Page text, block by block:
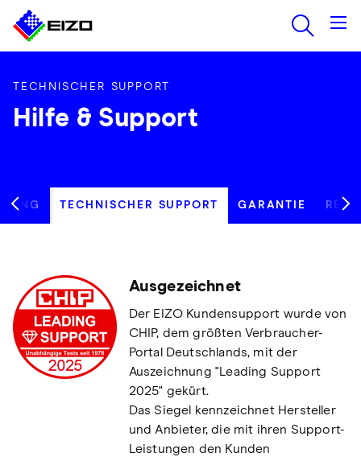
TECHNISCHER SUPPORT
Hilfe & Support
TECHNISCHER SUPPORT GARANTIE
Ausgezeichnet
Der EIZO Kundensupport wurde von
CHIP, dem größten Verbraucher-
Portal Deutschlands, mit der
Auszeichnung "Leading Support
2025" gekürt.
Das Siegel kennzeichnet Hersteller
und Anbieter, die mit ihren Support-
Leistungen den Kunden